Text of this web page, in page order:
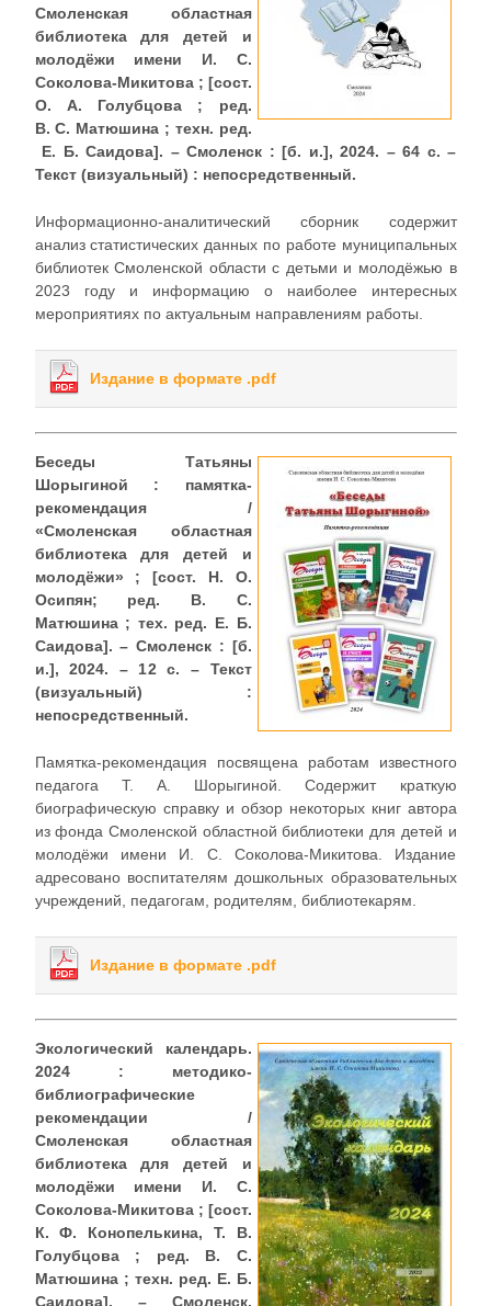
Смоленская областная
библиотека для детей и
молодёжи имени И. С.
Соколова-Микитова ; [сост.
О. А. Голубцова ; ред.
В. С. Матюшина ; техн. ред.
Е. Б. Саидова]. – Смоленск : [б. и.], 2024. – 64 с. –
Текст (визуальный) : непосредственный.
Информационно-аналитический сборник содержит
анализ статистических данных по работе муниципальных
библиотек Смоленской области с детьми и молодёжью в
2023 году и информацию о наиболее интересных
мероприятиях по актуальным направлениям работы.
Издание в формате .pdf
Беседы Татьяны
Шорыгиной : памятка-
рекомендация /
«Смоленская областная
библиотека для детей и
молодёжи» ; [сост. Н. О.
Осипян; ред. В. С.
Матюшина ; тех. ред. Е. Б.
Саидова]. – Смоленск : [б.
и.], 2024. – 12 с. – Текст
(визуальный) :
непосредственный.
Памятка-рекомендация посвящена работам известного
педагога Т. А. Шорыгиной. Содержит краткую
биографическую справку и обзор некоторых книг автора
из фонда Смоленской областной библиотеки для детей и
молодёжи имени И. С. Соколова-Микитова. Издание
адресовано воспитателям дошкольных образовательных
учреждений, педагогам, родителям, библиотекарям.
Издание в формате .pdf
Экологический календарь.
2024 : методико-
библиографические
рекомендации /
Смоленская областная
библиотека для детей и
молодёжи имени И. С.
Соколова-Микитова ; [сост.
К. Ф. Конопелькина, Т. В.
Голубцова ; ред. В. С.
Матюшина ; техн. ред. Е. Б.
Саидова]. – Смоленск,